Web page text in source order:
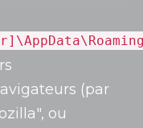
(par
ou